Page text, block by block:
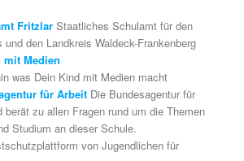
Fritzlar Staatliches Schulamt für den
und den Landkreis Waldeck-Frankenberg
mit Medien
was Dein Kind mit Medien macht
für Arbeit Die Bundesagentur für
berät zu allen Fragen rund um die Themen
Studium an dieser Schule.
von Jugendlichen für